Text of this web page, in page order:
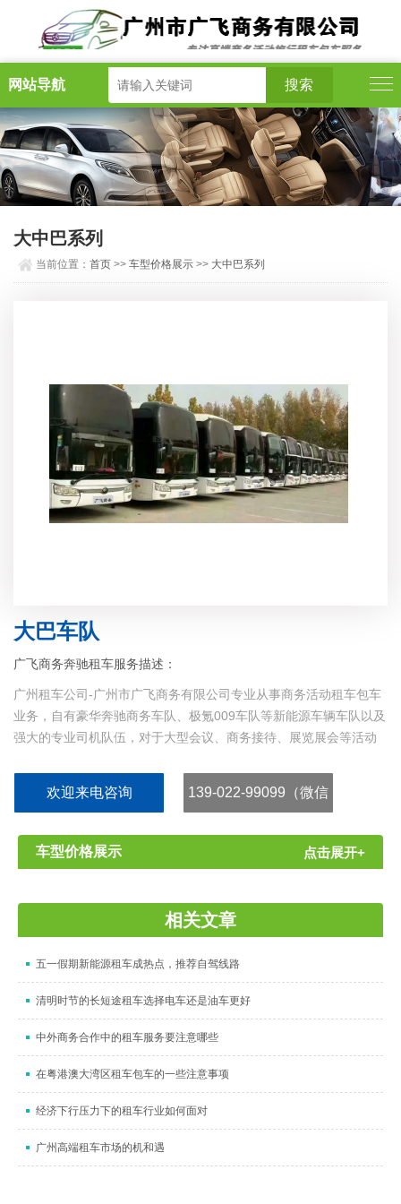
网站导航
大中巴系列
当前位置：首页 >>车型价格展示 >> 大中巴系列
大巴车队
广飞商务奔驰租车服务描述：
广州租车公司-广州市广飞商务有限公司专业从事商务活动租车包车
业务，自有豪华奔驰商务车队、极氪009车队等新能源车辆车队以及
强大的专业司机队伍，对于大型会议、商务接待、展览展会等活动
欢迎来电咨询 139-022-99099（微信
同号）
车型价格展示
点击展开+
相关文章
五一假期新能源租车成热点，推荐自驾线路
清明时节的长短途租车选择电车还是油车更好
中外商务合作中的租车服务要注意哪些
在粤港澳大湾区租车包车的一些注意事项
经济下行压力下的租车行业如何面对
广州高端租车市场的机和遇